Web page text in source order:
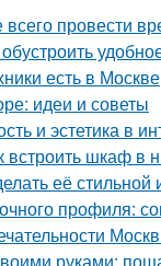
провести
есть в Москве
идеи и советы
и эстетика в
встроить шкаф в
её
профиля: